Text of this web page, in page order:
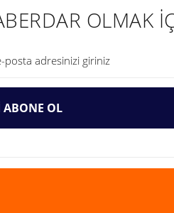
Gönder
OLMAK
OL